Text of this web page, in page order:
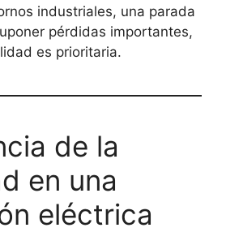
industriales, una parada
pérdidas importantes,
es prioritaria.
de la
en una
eléctrica